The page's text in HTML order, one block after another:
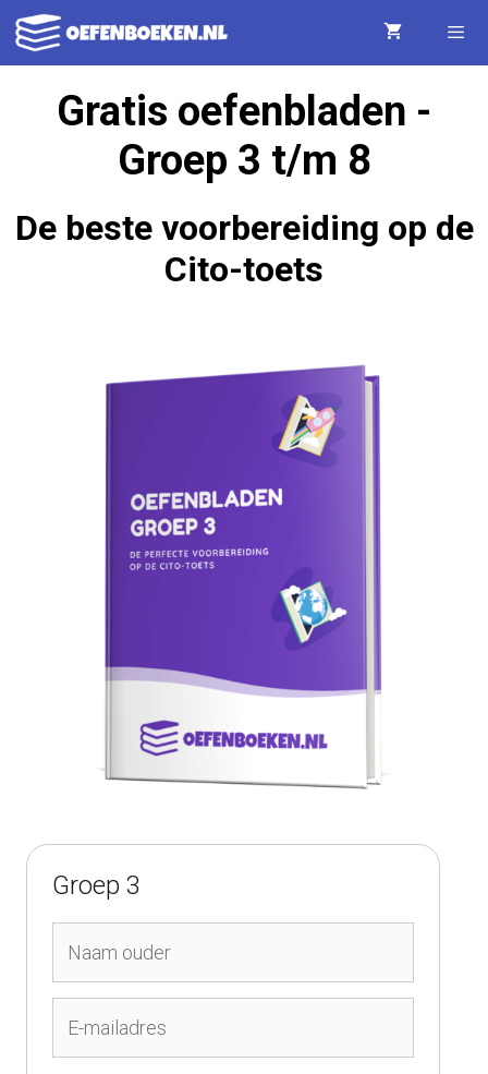
Ga
naar
Gratis oefenbladen -
Groep 3 t/m 8
De beste voorbereiding op de
Cito-toets
Groep 3